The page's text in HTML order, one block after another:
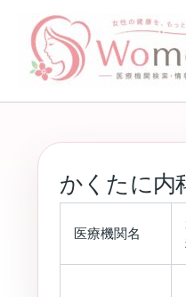
かくたに内
医療機関名